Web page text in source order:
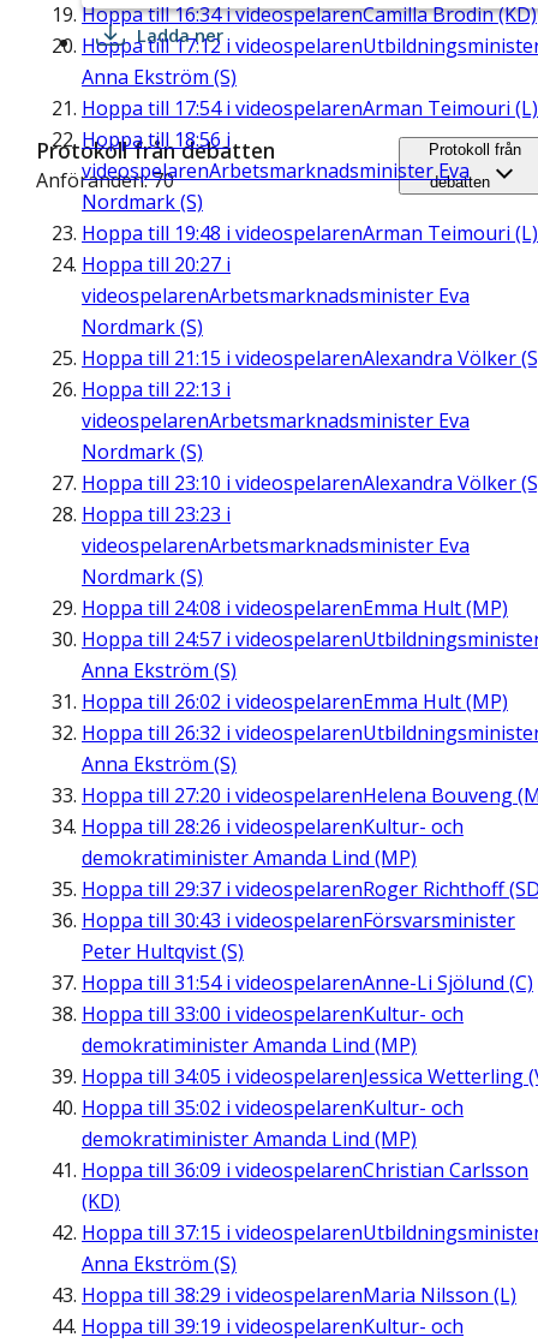
Hoppa till16:34i videospelarenCamilla Brodin (KD)
Hoppa till17:12 i videospelaren
Anna Ekström (S)
Hoppa till 17:54i videospelarenArman Teimouri (L)
Hoppa till 18:56 i
videospelarenArbetsmarknadsminister Eva
Nordmark (S)
Hoppa till 19:48 i videospelarenArman Teimouri (L)
Hoppa till 20:27 i
videospelarenArbetsmarknadsminister Eva
Nordmark (S)
Hoppa till 21:15 i videospelarenAlexandra Völker
Hoppa till 22:13 i
videospelarenArbetsmarknadsminister Eva
Nordmark (S)
Hoppa till 23:10 i videospelarenAlexandra Völker
Hoppa till 23:23 i
videospelarenArbetsmarknadsminister Eva
Nordmark (S)
Hoppa till 24:08 i videospelarenEmma Hult (MP)
Hoppa till 24:57 i videospelaren
Anna Ekström (S)
Hoppa till 26:02 i videospelarenEmma Hult (MP)
Hoppa till 26:32 i videospelaren
Anna Ekström (S)
Hoppa till 27:20 i videospelarenHelena Bouveng
Hoppa till 28:26 i videospelarenKultur- och
demokratiminister Amanda Lind (MP)
Hoppa till 29:37 i videospelarenRoger Richthoff
Hoppa till 30:43 i videospelarenFörsvarsminister
Peter Hultqvist (S)
Hoppa till 31:54i videospelarenAnne-Li Sjölund (C)
Hoppa till 33:00 i videospelarenKultur- och
demokratiminister Amanda Lind (MP)
Hoppa till 34:05 i videospelarenJessica Wetterling
Hoppa till 35:02 i videospelarenKultur- och
demokratiminister Amanda Lind (MP)
Hoppa till 36:09 i videospelarenChristian Carlsson
(KD)
Hoppa till 37:15 i videospelaren
Anna Ekström (S)
Hoppa till 38:29 i videospelarenMaria Nilsson (L)
Hoppa till 39:19 i videospelarenKultur- och
Ladda ner
Protokoll från debatten
Anföranden: 70
Protokoll från
debatten